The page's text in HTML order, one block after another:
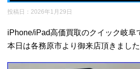
投稿日： 2026年1月29日
iPhone/iPad高価買取のクイック岐阜
本日は各務原市より御来店頂きました